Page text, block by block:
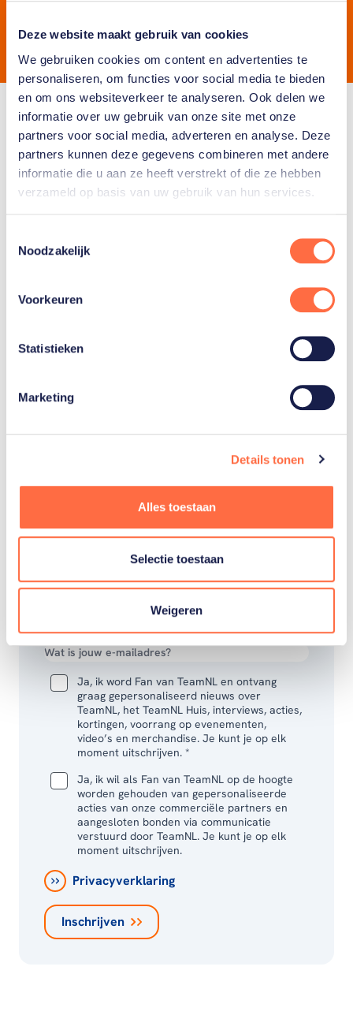
Deze website maakt gebruik van cookies
We gebruiken cookies om content en advertenties te
personaliseren, om functies voor social media te bieden
en om ons websiteverkeer te analyseren. Ook delen we
informatie over uw gebruik van onze site met onze
partners voor social media, adverteren en analyse. Deze
partners kunnen deze gegevens combineren met andere
informatie die u aan ze heeft verstrekt of die ze hebben
verzameld op basis van uw gebruik van hun services.
Noodzakelijk
Voorkeuren
Statistieken
Marketing
Details tonen
Alles toestaan
Selectie toestaan
Weigeren
Goud Zilver Brons
Bekijk volledig overzicht
TeamNL en volg de
in oranje
Word fan van TeamNL en mis niks van de
gepersonaliseerd nieuws over TeamNL en de
VOORNAAM
ACHTERNAAM
E-MAILADRES
Ja, ik word Fan van TeamNL en ontvang
graag gepersonaliseerd nieuws over
TeamNL, het TeamNL Huis, interviews, acties,
kortingen, voorrang op evenementen,
video’s en merchandise. Je kunt je op elk
moment uitschrijven. *
Ja, ik wil als Fan van TeamNL op de hoogte
worden gehouden van gepersonaliseerde
acties van onze commerciële partners en
aangesloten bonden via communicatie
verstuurd door TeamNL. Je kunt je op elk
moment uitschrijven.
Privacyverklaring
Inschrijven